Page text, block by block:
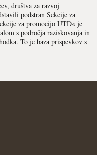
društva za razvoj
podstran Sekcije za
za promocijo UTD« je
s področja raziskovanja in
To je baza prispevkov s